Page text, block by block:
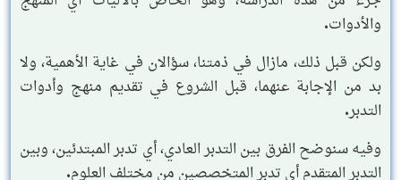
والأدوات.
ولكن قبل ذلك، مازال في ذمتنا، سؤالان في غاية الأهمية، ولا
بد من الإجابة عنهما، قبل الشروع في تقديم منهج وأدوات
التدبر.
وفيه سنوضح الفرق بين التدبر العادي، أي تدبر المبتدئين، وبين
التدبر المتقدم أي تدبر المتخصصين من مختلف العلوم.